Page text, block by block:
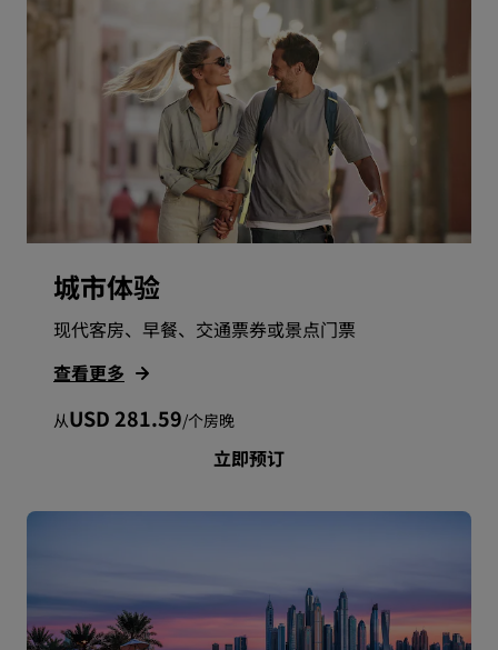
城市体验
现代客房、早餐、交通票券或景点门票
查看更多
从USD 281.59/个房晚
立即预订